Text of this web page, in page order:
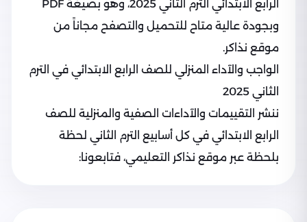
الرابع الابتدائي الترم الثاني 2025، وهو بصيغة PDF
وبجودة عالية متاح للتحميل والتصفح مجاناً من
موقع نذاكر.
الواجب والآداء المنزلي للصف الرابع الابتدائي في الترم
الثاني 2025
ننشر التقييمات والآداءات الصفية والمنزلية للصف
الرابع الابتدائي في كل أسابيع الترم الثاني لحظة
بلحظة عبر موقع نذاكر التعليمي، فتابعونا: